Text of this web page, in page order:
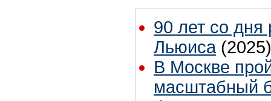
90 лет со
Льюиса (2025)
В Москве
масштабный